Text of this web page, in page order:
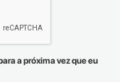
a próxima vez que eu